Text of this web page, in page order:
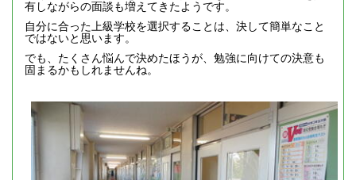
有しながらの面談も増えてきたようです。
自分に合った上級学校を選択することは、決して簡単なこと
ではないと思います。
でも、たくさん悩んで決めたほうが、勉強に向けての決意も
固まるかもしれませんね。